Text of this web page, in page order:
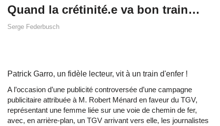
Quand la crétinité.e va bon train…
Serge Federbusch
Patrick Garro, un fidèle lecteur, vit à un train d'enfer !
A l’occasion d’une publicité controversée d’une campagne
publicitaire attribuée à M. Robert Ménard en faveur du TGV,
représentant une femme liée sur une voie de chemin de fer,
avec, en arrière-plan, un TGV arrivant vers elle, les journalistes